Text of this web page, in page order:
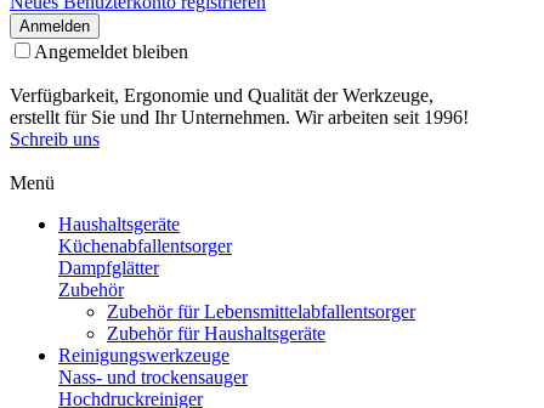
Anmelden
Angemeldet bleiben
Verfügbarkeit, Ergonomie und Qualität der Werkzeuge,
erstellt für Sie und Ihr Unternehmen. Wir arbeiten seit 1996!
Schreib uns
Menü
Haushaltsgeräte
Küchenabfallentsorger
Dampfglätter
Zubehör
Zubehör für Lebensmittelabfallentsorger
Zubehör für Haushaltsgeräte
Reinigungswerkzeuge
Nass- und trockensauger
Hochdruckreiniger